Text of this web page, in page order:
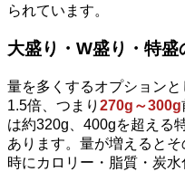
られています。
大盛り・W盛り・特盛
量を多くするオプション
1.5倍、つまり 270g～300g
は約320g、400gを超える
あります。量が増えると
時にカロリー・脂質・炭